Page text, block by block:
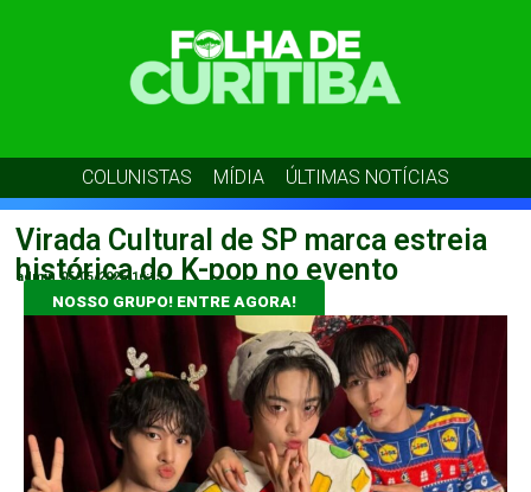
COLUNISTAS MÍDIA ÚLTIMAS NOTÍCIAS
Virada Cultural de SP marca estreia
histórica do K-pop no evento
admin 05/05/2026 16:15
NOSSO GRUPO! ENTRE AGORA!